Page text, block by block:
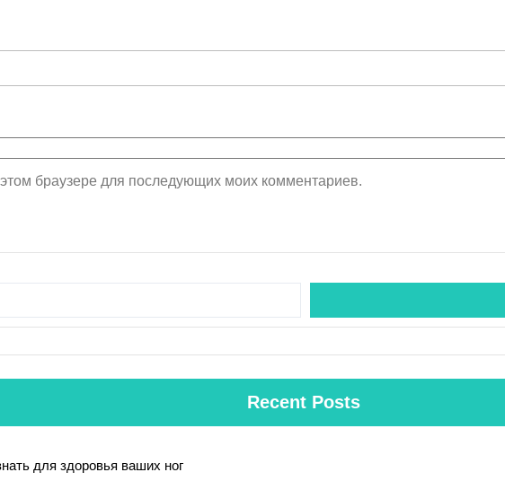
браузере для последующих моих комментариев.
Recent Posts
для здоровья ваших ног